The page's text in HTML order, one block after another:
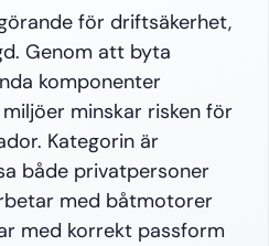
för driftsäkerhet,
Genom att byta
komponenter
minskar risken för
Kategorin är
både privatpersoner
med båtmotorer
med korrekt passform